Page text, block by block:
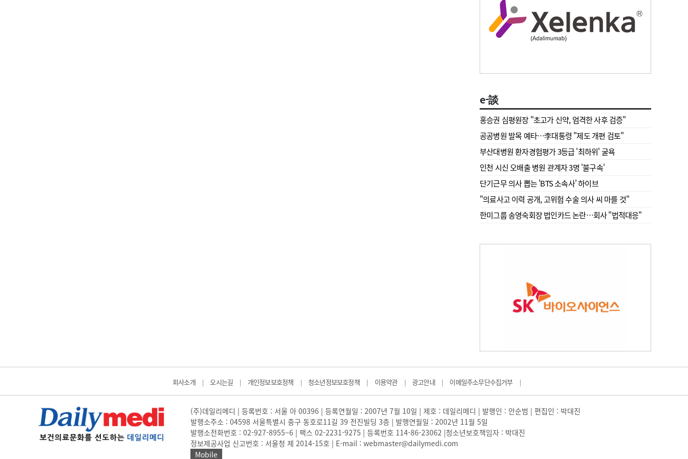
e-談
홍승권 심평원장 " 초고가 신약, 엄격한 사후 검증"
공공병원 발목 예타…李대통령 "제도 개편 검토"
부산대병원 환자경험평가 3등급 '최하위' 굴욕
인천 시신 오배출 병원 관계자 3명 '불구속'
단기근무 의사 뽑는 'BTS 소속사' 하이브
"의료사고 이력 공개, 고위험 수술 의사 씨 마를 것"
한미그룹 송영숙회장 법인카드 논란…회사 "법적대응"
회사소개 | 오시는길 | 개인정보보호정책 | 청소년정보보호정책 | 이용약관 | 광고안내 | 이메일주소무단수집거부 |
(주)데일리메디 | 등록번호 : 서울 아 00396 | 등록연월일 : 2007년 7월 10일 | 제호 : 데일리메디 | 발행인 : 안순범 | 편집인 : 박대진
발행소주소 : 04598 서울특별시 중구 동호로11길 39 전진빌딩 3층 | 발행연월일 : 2002년 11월 5일
발행소전화번호 : 02-927-8955~6 | 팩스 02-2231-9275 | 등록번호 114-86-23062 |청소년보호책임자 : 박대진
정보제공사업 신고번호 : 서울청 제 2014-15호 | E-mail : webmaster@dailymedi.com
Mobile